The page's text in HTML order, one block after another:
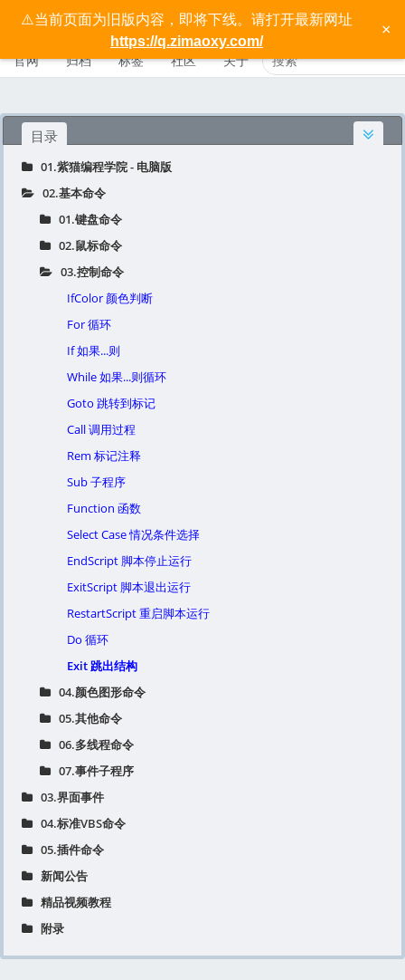
⚠️当前页面为旧版内容，即将下线。请打开最新网址
https://q.zimaoxy.com/
×
按键精灵电脑版宝典 - 紫猫学院
官网 归档 标签 社区 关于
目录
01.紫猫编程学院 - 电脑版
02.基本命令
01.键盘命令
02.鼠标命令
03.控制命令
IfColor 颜色判断
For 循环
If 如果...则
While 如果...则循环
Goto 跳转到标记
Call 调用过程
Rem 标记注释
Sub 子程序
Function 函数
Select Case 情况条件选择
EndScript 脚本停止运行
ExitScript 脚本退出运行
RestartScript 重启脚本运行
Do 循环
Exit 跳出结构
04.颜色图形命令
05.其他命令
06.多线程命令
07.事件子程序
03.界面事件
04.标准VBS命令
05.插件命令
新闻公告
精品视频教程
附录